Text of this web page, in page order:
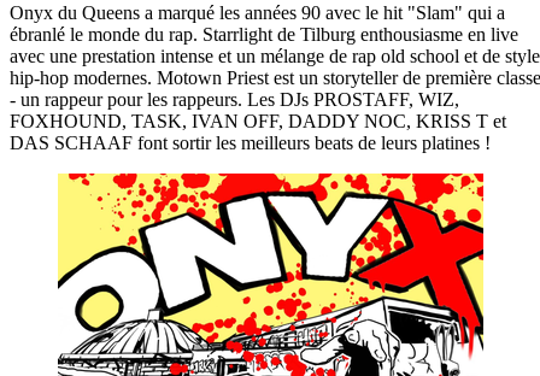
Onyx du Queens a marqué les années 90 avec le hit "Slam" qui a
ébranlé le monde du rap. Starrlight de Tilburg enthousiasme en live
avec une prestation intense et un mélange de rap old school et de
hip-hop modernes. Motown Priest est un storyteller de première classe
- un rappeur pour les rappeurs. Les DJs PROSTAFF, WIZ,
FOXHOUND, TASK, IVAN OFF, DADDY NOC, KRISS T et
DAS SCHAAF font sortir les meilleurs beats de leurs platines !